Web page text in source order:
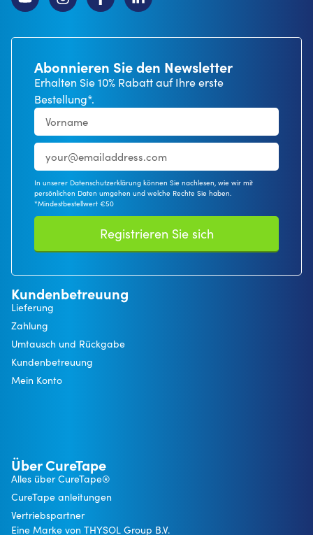
Abonnieren Sie den Newsletter
Erhalten Sie 10% Rabatt auf Ihre erste
Bestellung*.
In unserer Datenschutzerklärung können Sie nachlesen, wie wir mit
persönlichen Daten umgehen und welche Rechte Sie haben.
*Mindestbestellwert €50
Registrieren Sie sich
Kundenbetreuung
Lieferung
Zahlung
Umtausch und Rückgabe
Kundenbetreuung
Mein Konto
Über CureTape
Alles über CureTape®
CureTape anleitungen
Vertriebspartner
Eine Marke von THYSOL Group B.V.